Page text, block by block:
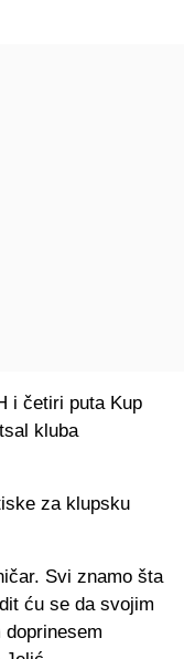
i četiri puta Kup
kluba
za klupsku
Svi znamo šta
ću se da svojim